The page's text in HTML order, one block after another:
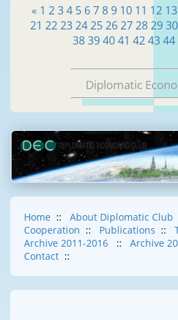
« 1 2 3 4 5 6 7 8 9 10 11 12 13
21 222324252627282930
38394041 424344
Diplomatic
Home :: About Diplomatic Club
Cooperation :: Publications ::
Archive 2011-2016
:: Archive
Contact ::